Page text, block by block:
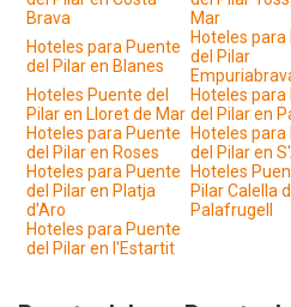
Brava
Mar
Hoteles para Puente
del Pilar en Blanes
Hoteles para
del Pilar
Hoteles Puente del
Pilar en Lloret de Mar
Hoteles para
del Pilar en
Hoteles para Puente
del Pilar en Roses
Hoteles para
del Pilar en
Hoteles para Puente
del Pilar en Platja
d'Aro
Hoteles
Pilar Calella
Palafrugell
Hoteles para Puente
del Pilar en l'Estartit